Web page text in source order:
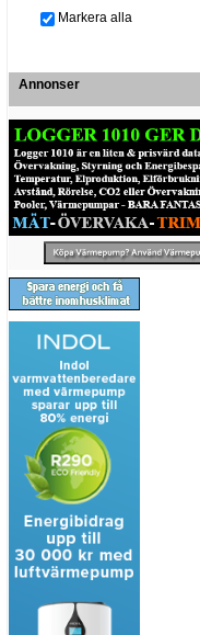
Markera alla
Annonser